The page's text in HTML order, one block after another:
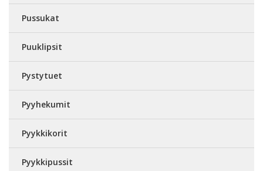
Pussukat
Puuklipsit
Pystytuet
Pyyhekumit
Pyykkikorit
Pyykkipussit